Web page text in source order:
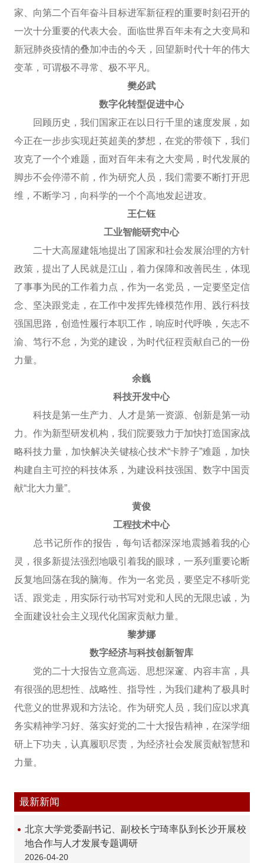
家、向第二个百年奋斗目标进军新征程的重要时刻召开的
一次十分重要的代表大会。面临世界百年未有之大变局和
新冠肺炎疫情的叠加冲击的今天，回望新时代十年的伟大
变革，可谓极不寻常、极不平凡。
樊必武
数字化转型促进中心
回顾历史，我们国家正在以日行千里的速度发展，如
今正在一步步实现赶英超美的梦想，在党的带领下，我们
攻克了一个个难题，面对百年未有之大变局，时代发展的
脚步不会停滞不前，作为研究人员，我们需要不断打开思
维，不断学习，向科学的一个个高地发起进攻。
王仁钰
工业智能研究中心
二十大高屋建瓴地提出了国家和社会发展治理的方针
政策，提出了人民就是江山，着力保障和改善民生，体现
了事事为民的工作着力点，作为一名党员，一定要坚定信
念、坚决跟党走，在工作中发挥先锋模范作用、践行科技
强国思路，创造性履行本职工作，响应时代呼唤，矢志不
渝、笃行不怠，为党的建设，为时代征程贡献自己的一份
力量。
余巍
科技开发中心
科技是第一生产力、人才是第一资源、创新是第一动
力。作为新型研发机构，我们院要致力于加快打造国家战
略科技力量，加快解决关键核心技术“卡脖子”难题，加快
构建自主可控的科技体系，为建设科技强国、数字中国贡
献“北大力量”。
黄俊
工程技术中心
总书记所作的报告，每句话都深深地震撼着我的心
灵，很多新提法强烈地吸引着我的眼球，一系列重要论断
反复地回荡在我的脑海。作为一名党员，要坚定不移听党
话、跟党走，用实际行动书写对党和人民的无限忠诚，为
全面建设社会主义现代化国家贡献力量。
黎梦娜
数字经济与科技创新智库
党的二十大报告立意高远、思想深邃、内容丰富，具
有很强的思想性、战略性、指导性，为我们建构了极具时
代意义的世界观和方法论。作为研究人员，我们应以求真
务实精神学习好、落实好党的二十大报告精神，在深学细
研上下功夫，认真履职尽责，为经济社会发展贡献智慧和
力量。
最新新闻
北京大学党委副书记、副校长宁琦率队到长沙开展校
地合作与人才发展专题调研
2026-04-20